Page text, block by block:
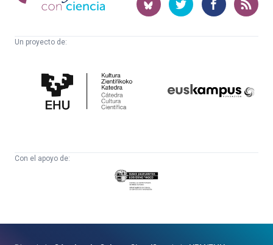
ciencia
Un proyecto de:
Cultura
Científica
Con el apoyo de:
Eusko
Jaurlaritza